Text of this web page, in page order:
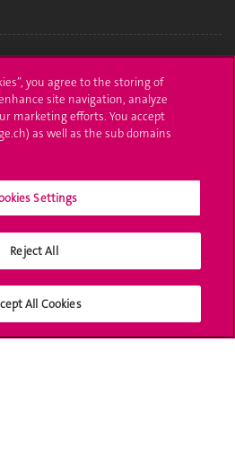
you agree to the storing of
site navigation, analyze
marketing efforts. You accept
as well as the sub domains
Settings
Reject All
All Cookies